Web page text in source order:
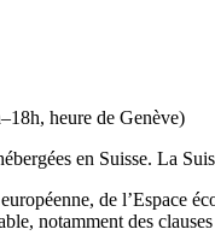
heure de Genève)
en Suisse. La
de l’Espace
notamment des